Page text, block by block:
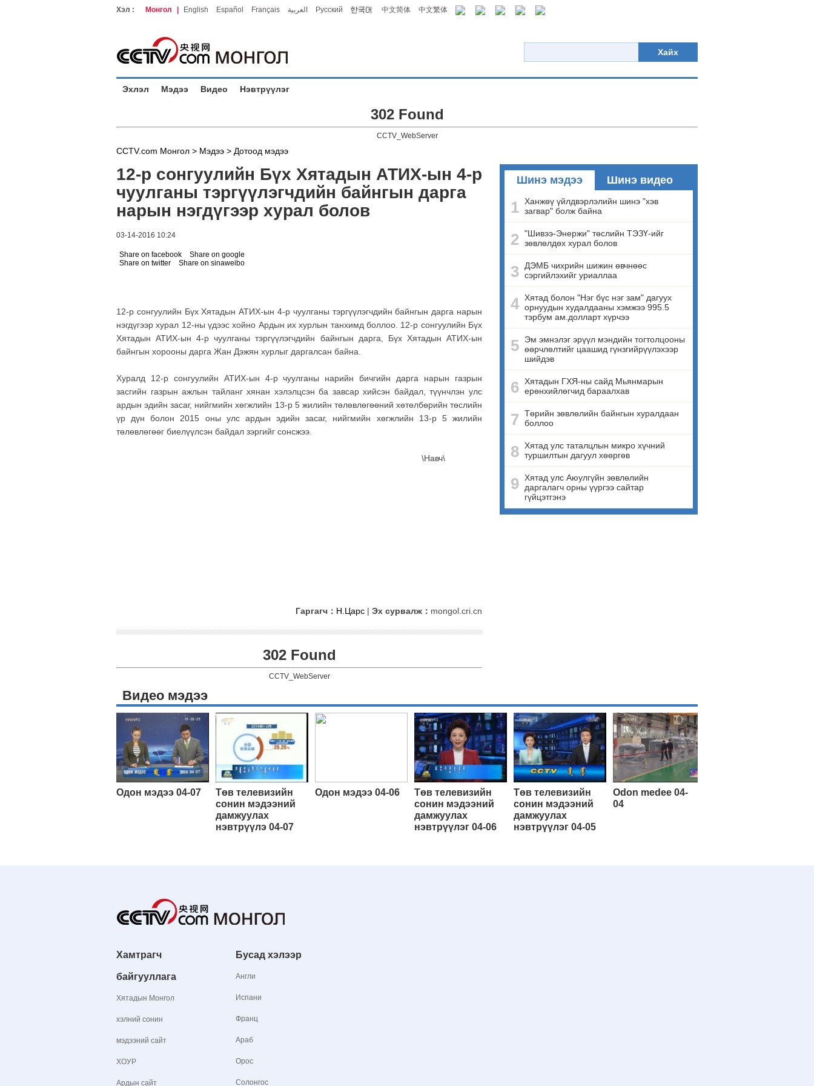
Хэл : Монгол English Español Français العربية Русский 中文简体 中文繁体
Хайх
Эхлэл Мэдээ Видео Нэвтрүүлэг
302 Found
CCTV_WebServer
CCTV.com Монгол > Мэдээ > Дотоод мэдээ
12-р сонгуулийн Бүх Хятадын АТИХ-ын 4-р
чуулганы тэргүүлэгчдийн байнгын дарга
нарын нэгдүгээр хурал болов
03-14-2016 10:24
Share on facebook
Share on google
Share on twitter
Share on sinaweibo
12-р сонгуулийн Бүх Хятадын АТИХ-ын 4-р чуулганы тэргүүлэгчдийн байнгын дарга нарын
нэгдүгээр хурал 12-ны үдээс хойно Ардын их хурлын танхимд боллоо. 12-р сонгуулийн Бүх
Хятадын АТИХ-ын 4-р чуулганы тэргүүлэгчдийн байнгын дарга, Бүх Хятадын АТИХ-ын
байнгын хорооны дарга Жан Дэжян хурлыг даргалсан байна.
Хуралд 12-р сонгуулийн АТИХ-ын 4-р чуулганы нарийн бичгийн дарга нарын газрын
засгийн газрын ажлын тайланг хянан хэлэлцсэн ба завсар хийсэн байдал, түүнчлэн улс
ардын эдийн засаг, нийгмийн хөгжлийн 13-р 5 жилийн төлөвлөгөөний хөтөлбөрийн төслийн
үр дүн болон 2015 оны улс ардын эдийн засаг, нийгмийн хөгжлийн 13-р 5 жилийн
төлөвлөгөөг биелүүлсэн байдал зэргийг сонсжээ.
\Навч\
Гаргагч： Н.Царс | Эх сурвалж： mongol.cri.cn
302 Found
CCTV_WebServer
Шинэ мэдээ Шинэ видео
1 Ханжөү үйлдвэрлэлийн шинэ "хэв
загвар" болж байна
2 "Шивээ-Энержи" төслийн ТЭЗҮ-ийг
зөвлөлдөх хурал болов
3
ДЭМБ чихрийн шижин өвчнөөс
сэргийлэхийг уриаллаа
4 Хятад болон "Нэг бүс нэг зам" дагуух
орнуудын худалдааны хэмжээ 995.5
тэрбум ам.долларт хүрчээ
5
Эм эмнэлэг эрүүл мэндийн тогтолцооны
өөрчлөлтийг цаашид гүнзгийрүүлэхээр
шийдэв
6 Хятадын ГХЯ-ны сайд Мьянмарын
ерөнхийлөгчид бараалхав
7
Төрийн зөвлөлийн байнгын хуралдаан
боллоо
8 Хятад улс таталцлын микро хүчний
туршилтын дагуул хөөргөв
9 Хятад улс Аюулгүйн зөвлөлийн
даргалагч орны үүргээ сайтар
гүйцэтгэнэ
Видео мэдээ
Одон мэдээ 04-07
Төв телевизийн
сонин мэдээний
дамжуулах
нэвтрүүлэ 04-07
Одон мэдээ 04-06
Төв телевизийн
сонин мэдээний
дамжуулах
нэвтрүүлэг 04-06
Төв телевизийн
сонин мэдээний
дамжуулах
нэвтрүүлэг 04-05
Odon medee 04-
04
Хамтрагч
байгууллага
Хятадын Монгол
хэлний сонин
мэдээний сайт
ХОУР
Ардын сайт
Бусад хэлээр
Англи
Испани
Франц
Араб
Орос
Солонгос